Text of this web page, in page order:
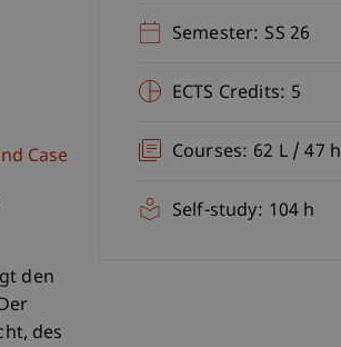
Case
den
des
Semester: SS 26
ECTS Credits: 5
Courses: 62 L / 47 h
Self-study: 104 h